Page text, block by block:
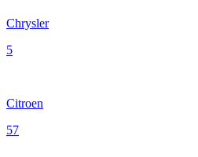
Chrysler
5
Citroen
57